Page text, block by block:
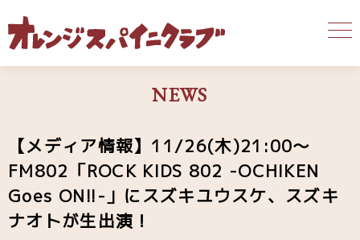
NEWS
【メディア情報】11/26(木)21:00〜
FM802「ROCK KIDS 802 -OCHIKEN
Goes ON!!-」にスズキユウスケ、スズキ
ナオトが生出演！